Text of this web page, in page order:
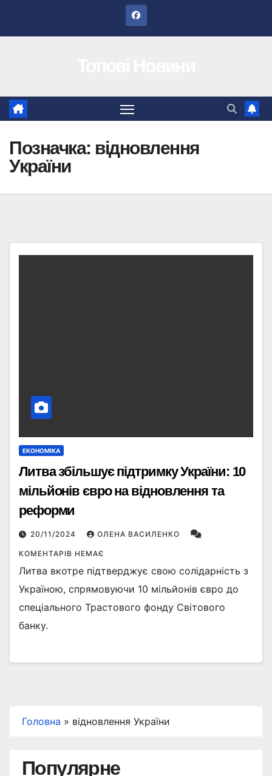
Позначка: відновлення
України
ЕКОНОМІКА
Литва збільшує підтримку України: 10
мільйонів євро на відновлення та
реформи
20/11/2024 ОЛЕНА ВАСИЛЕНКО
КОМЕНТАРІВ НЕМАЄ
Литва вкотре підтверджує свою солідарність з
Україною, спрямовуючи 10 мільйонів євро до
спеціального Трастового фонду Світового
банку.
Головна » відновлення України
Популярне